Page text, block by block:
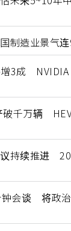
制造业景气
3成 NVIDIA
破千万辆
持续推进
会谈 将政